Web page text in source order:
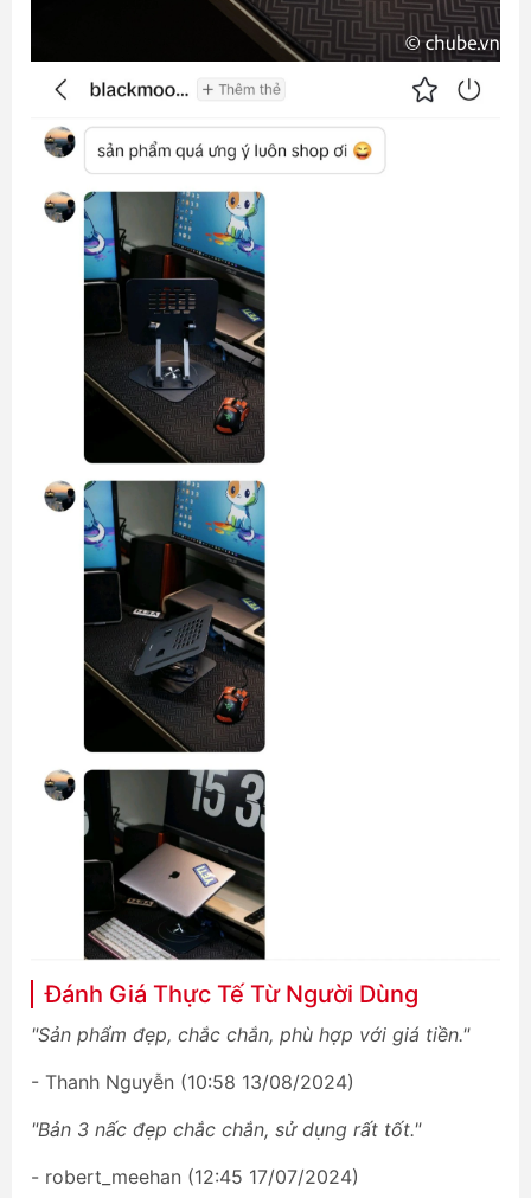
Đánh Giá Thực Tế Từ Người Dùng
"Sản phẩm đẹp, chắc chắn, phù hợp với giá tiền."
- Thanh Nguyễn (10:58 13/08/2024)
"Bản 3 nấc đẹp chắc chắn, sử dụng rất tốt."
- robert_meehan (12:45 17/07/2024)